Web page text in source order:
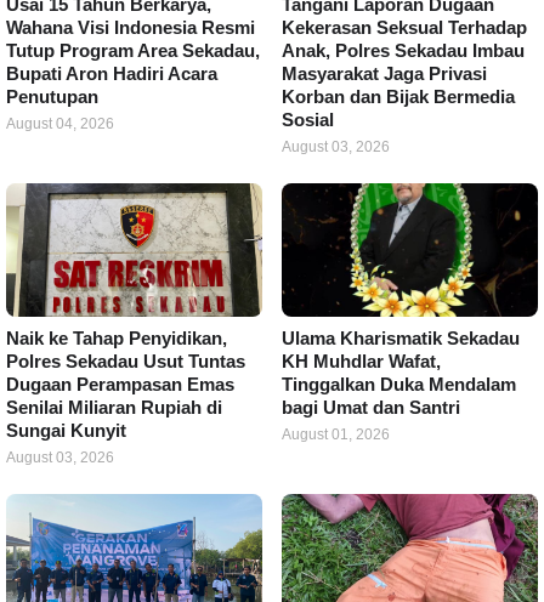
Wahana Visi Indonesia Resmi
Tutup Program Area Sekadau,
Bupati Aron Hadiri Acara
Penutupan
August 04, 2026
Kekerasan Seksual Terhadap
Anak, Polres Sekadau Imbau
Masyarakat Jaga Privasi
Korban dan Bijak Bermedia
Sosial
August 03, 2026
Naik ke Tahap Penyidikan,
Polres Sekadau Usut Tuntas
Dugaan Perampasan Emas
Senilai Miliaran Rupiah di
Sungai Kunyit
August 03, 2026
Ulama Kharismatik Sekadau
KH Muhdlar Wafat,
Tinggalkan Duka Mendalam
bagi Umat dan Santri
August 01, 2026